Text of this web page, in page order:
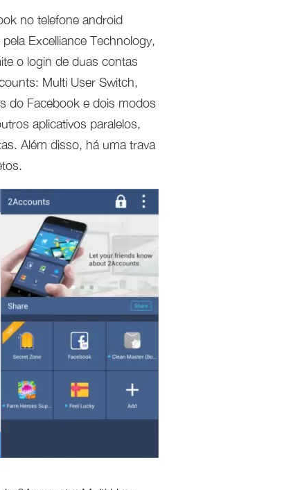
no telefone android
Excelliance Technology,
o login de duas contas
Multi User Switch,
do Facebook e dois modos
aplicativos paralelos,
Além disso, há uma trava